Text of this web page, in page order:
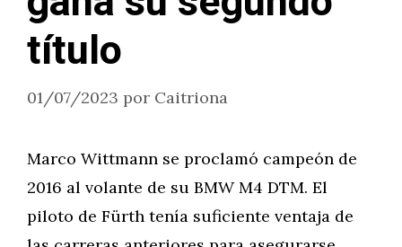
título
01/07/2023 por Caitriona
Marco Wittmann se proclamó campeón de
2016 al volante de su BMW M4 DTM. El
piloto de Fürth tenía suficiente ventaja de